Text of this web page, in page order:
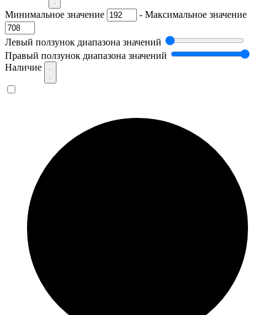
Минимальное значение - Максимальное значение
Левый ползунок диапазона значений
Правый ползунок диапазона значений
Наличие